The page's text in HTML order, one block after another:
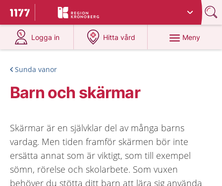
Till startsidan för 1177
Du har valt region
Logga in
på 1177.se
Hitta vård
på 1177.se
Meny
Sunda vanor
Barn och skärmar
Skärmar är en självklar del av många barns
vardag. Men tiden framför skärmen bör inte
ersätta annat som är viktigt, som till exempel
sömn, rörelse och skolarbete. Som vuxen
behöver du stötta ditt barn att lära sig använda